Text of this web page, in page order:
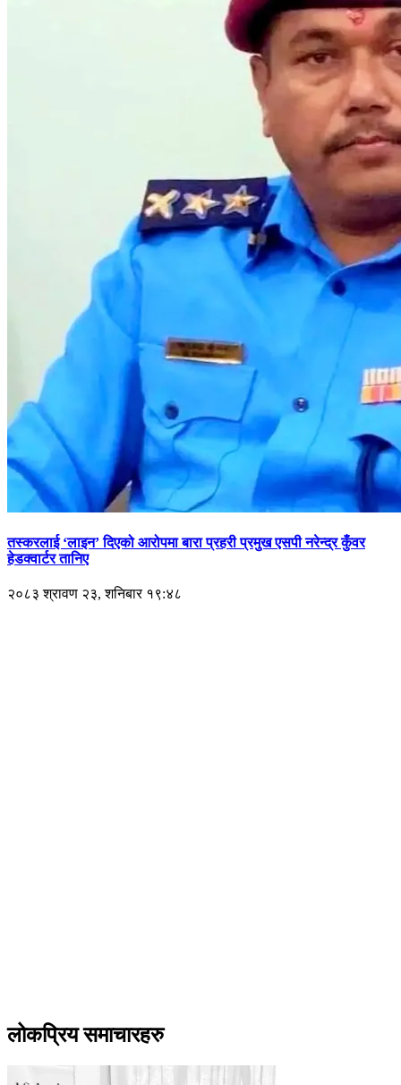
तस्करलाई ‘लाइन’ दिएको आरोपमा बारा प्रहरी प्रमुख एसपी नरेन्द्र कुँवर
हेडक्वार्टर तानिए
२०८३ श्रावण २३, शनिबार १९:४८
लोकप्रिय समाचारहरु